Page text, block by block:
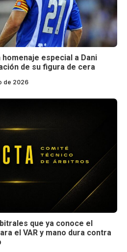
homenaje especial a Dani
de su figura de cera
de 2026
que ya conoce el
el VAR y mano dura contra